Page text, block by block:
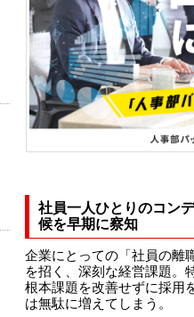
社員一人ひとりのコン
候を早期に察知
企業にとっての「社員の離
を招く、深刻な経営課題。
根本課題を改善せずに採用
は無駄に増えてしまう。